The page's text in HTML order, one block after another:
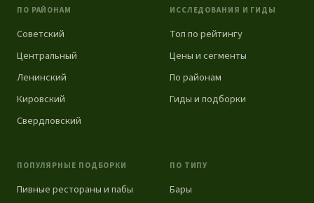
ПО РАЙОНАМ
Советский
Центральный
Ленинский
Кировский
Свердловский
ИССЛЕДОВАНИЯ И ГИДЫ
Топ по рейтингу
Цены и сегменты
По районам
Гиды и подборки
ПОПУЛЯРНЫЕ ПОДБОРКИ
Пивные рестораны и пабы
ПО ТИПУ
Бары